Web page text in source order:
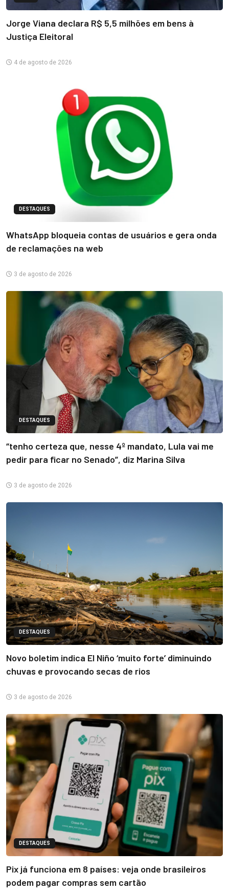
Jorge Viana declara R$ 5,5 milhões em bens à
Justiça Eleitoral
4 de agosto de 2026
DESTAQUES
WhatsApp bloqueia contas de usuários e gera onda
de reclamações na web
3 de agosto de 2026
DESTAQUES
“tenho certeza que, nesse 4º mandato, Lula vai me
pedir para ficar no Senado”, diz Marina Silva
3 de agosto de 2026
DESTAQUES
Novo boletim indica El Niño ‘muito forte’ diminuindo
chuvas e provocando secas de rios
3 de agosto de 2026
DESTAQUES
Pix já funciona em 8 países: veja onde brasileiros
podem pagar compras sem cartão